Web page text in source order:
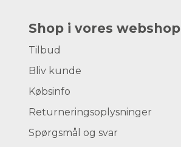
Shop i vores webshop
Tilbud
Bliv kunde
Købsinfo
Returneringsoplysninger
Spørgsmål og svar